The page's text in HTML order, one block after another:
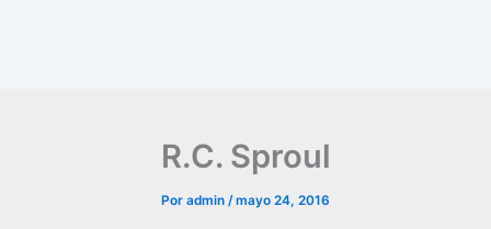
R.C. Sproul
Por admin /mayo 24, 2016